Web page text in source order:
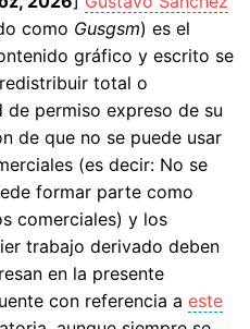
como Gusgsm) es el
gráfico y escrito se
total o
de permiso expreso de su
de que no se puede usar
(es decir: No se
formar parte como
comerciales) y los
trabajo derivado deben
en la presente
con referencia a este